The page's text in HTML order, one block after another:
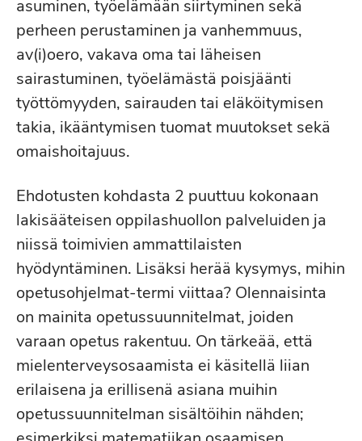
asuminen, työelämään siirtyminen sekä
perheen perustaminen ja vanhemmuus,
av(i)oero, vakava oma tai läheisen
sairastuminen, työelämästä poisjäänti
työttömyyden, sairauden tai eläköitymisen
takia, ikääntymisen tuomat muutokset sekä
omaishoitajuus.
Ehdotusten kohdasta 2 puuttuu kokonaan
lakisääteisen oppilashuollon palveluiden ja
niissä toimivien ammattilaisten
hyödyntäminen. Lisäksi herää kysymys, mihin
opetusohjelmat-termi viittaa? Olennaisinta
on mainita opetussuunnitelmat, joiden
varaan opetus rakentuu. On tärkeää, että
mielenterveysosaamista ei käsitellä liian
erilaisena ja erillisenä asiana muihin
opetussuunnitelman sisältöihin nähden;